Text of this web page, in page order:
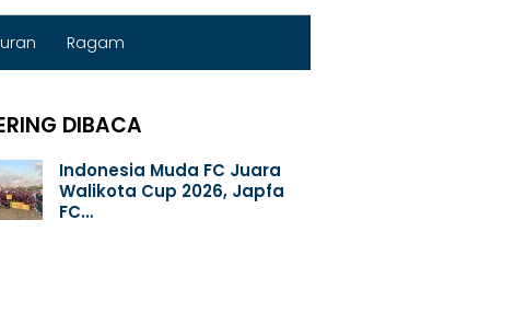
Ragam
DIBACA
Indonesia Muda FC Juara
Walikota Cup 2026, Japfa
FC…